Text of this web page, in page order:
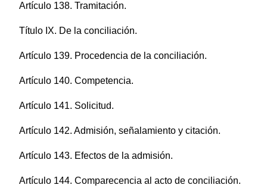
Artículo 138. Tramitación.
Título IX. De la conciliación.
Artículo 139. Procedencia de la conciliación.
Artículo 140. Competencia.
Artículo 141. Solicitud.
Artículo 142. Admisión, señalamiento y citación.
Artículo 143. Efectos de la admisión.
Artículo 144. Comparecencia al acto de conciliación.